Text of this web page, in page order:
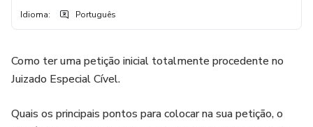
Idioma: Português
Como ter uma petição inicial totalmente procedente no
Juizado Especial Cível.
Quais os principais pontos para colocar na sua petição, o